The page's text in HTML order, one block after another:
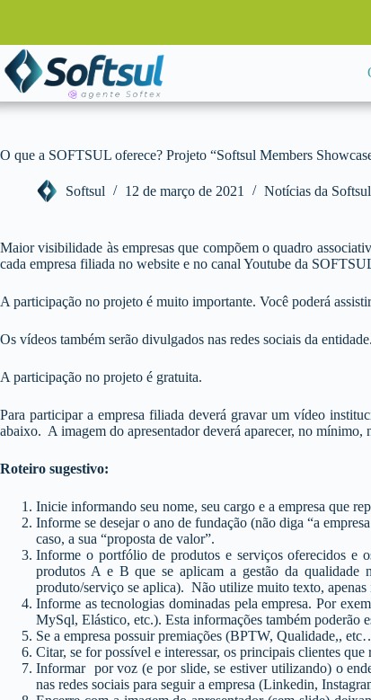
conteúdo
O que a SOFTSUL oferece? Projeto “Softsul Members
Softsul 12 de março de 2021 Notícias da Softsul
Maior visibilidade às empresas que compõem o quadro
cada empresa filiada no website e no canal Youtube da
A participação no projeto é muito importante. Você poderá
Os vídeos também serão divulgados nas redes sociais da entidade.
A participação no projeto é gratuita.
Para participar a empresa filiada deverá gravar um vídeo
abaixo. A imagem do apresentador deverá aparecer, no
Roteiro sugestivo:
Inicie informando seu nome, seu cargo e a empresa que
Informe se desejar o ano de fundação (não diga “a
caso, a sua “proposta de valor”.
Informe o portfólio de produtos e serviços oferecidos e
produtos A e B que se aplicam a gestão da qualidade
produto/serviço se aplica). Não utilize muito texto,
Informe as tecnologias dominadas pela empresa. Por
MySql, Elástico, etc.). Esta informações também poderão
Se a empresa possuir premiações (BPTW, Qualidade,,
Citar, se for possível e interessar, os principais clientes
Informar por voz (e por slide, se estiver utilizando) o
nas redes sociais para seguir a empresa (Linkedin,